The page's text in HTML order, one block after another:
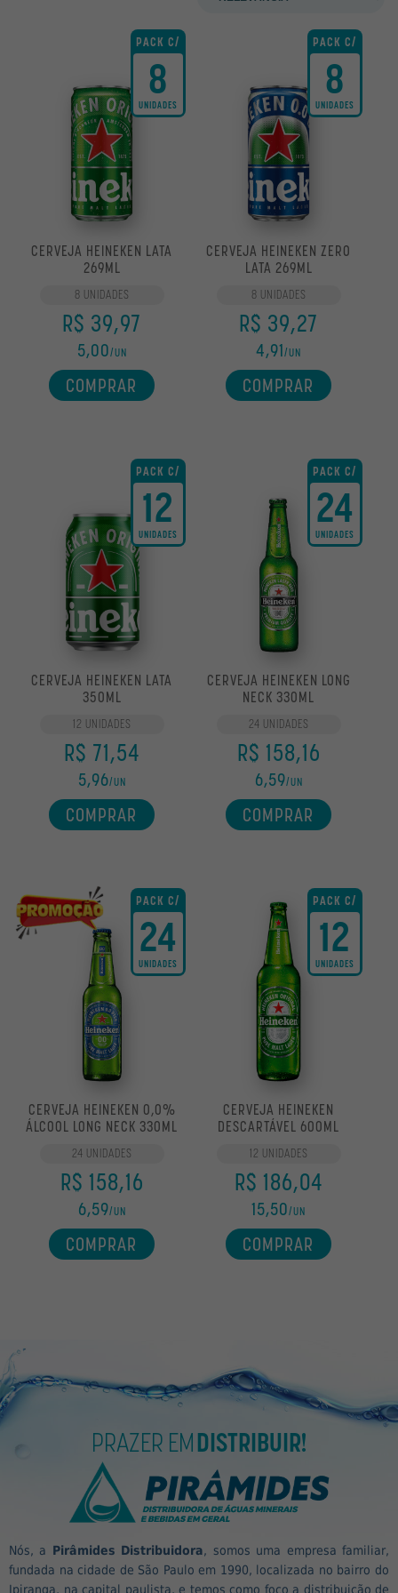
PACK C/
8
UNIDADES
CERVEJA HEINEKEN LATA
269ML
8 UNIDADES
R$ 39,97
5,00/UN
COMPRAR
PACK C/
8
UNIDADES
CERVEJA HEINEKEN ZERO
LATA 269ML
8 UNIDADES
R$ 39,27
4,91/UN
COMPRAR
PACK C/
12
UNIDADES
CERVEJA HEINEKEN LATA
350ML
12 UNIDADES
R$ 71,54
5,96/UN
COMPRAR
PACK C/
24
UNIDADES
CERVEJA HEINEKEN LONG
NECK 330ML
24 UNIDADES
R$ 158,16
6,59/UN
COMPRAR
PACK C/
24
UNIDADES
CERVEJA HEINEKEN 0,0%
ÁLCOOL LONG NECK 330ML
24 UNIDADES
R$ 158,16
6,59/UN
COMPRAR
PACK C/
12
UNIDADES
CERVEJA HEINEKEN
DESCARTÁVEL 600ML
12 UNIDADES
R$ 186,04
15,50/UN
COMPRAR
PRAZER EMDISTRIBUIR!
Nós, a Pirâmides Distribuidora, somos uma empresa familiar,
fundada na cidade de São Paulo em 1990, localizada no bairro do
Ipiranga, na capital paulista, e temos como foco a distribuição de